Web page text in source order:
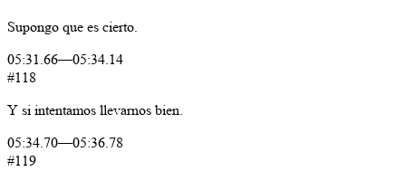
Supongo que es cierto.
05:31.66—05:34.14
#118
Y si intentamos llevarnos bien.
05:34.70—05:36.78
#119